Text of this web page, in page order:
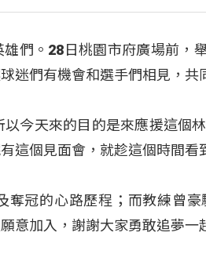
們。28日桃園市府廣場前，
迷們有機會和選手們相見，共
今天來的目的是來應援這個
這個見面會，就趁這個時間看
奪冠的心路歷程；而教練曾
意加入，謝謝大家勇敢追夢一